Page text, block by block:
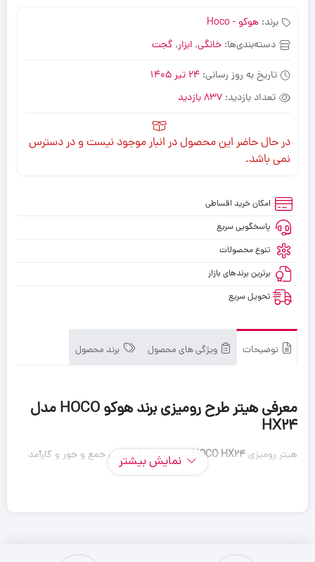
برند: هوکو - Hoco
دسته‌بندی‌ها: خانگی, ابزار, گجت
تاریخ به روز رسانی: 24 تیر 1405
تعداد بازدید: 837 بازدید
در حال حاضر این محصول در انبار موجود نیست و در دسترس
نمی باشد.
امکان خرید اقساطی
پاسخگویی سریع
تنوع محصولات
برترین برندهای بازار
تحویل سریع
توضیحات ویژگی های محصول برند محصول
معرفی هیتر طرح رومیزی برند هوکو HOCO مدل
HX24
هیتر رومیزی HOCO HX24 یک دستگاه گرمایشی جمع و جور و کارآمد
فراهم می‌کند.HOCO HX24
با بهره‌گیری از فناوری‌های روز، مصرف انرژی
نمایش بیشتر